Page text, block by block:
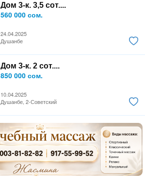
Дом 3-к. 3,5 сот....
560 000 сом.
24.04.2025
Душанбе
Дом 3-к. 2 сот....
850 000 сом.
10.04.2025
Душанбе, 2-Советский